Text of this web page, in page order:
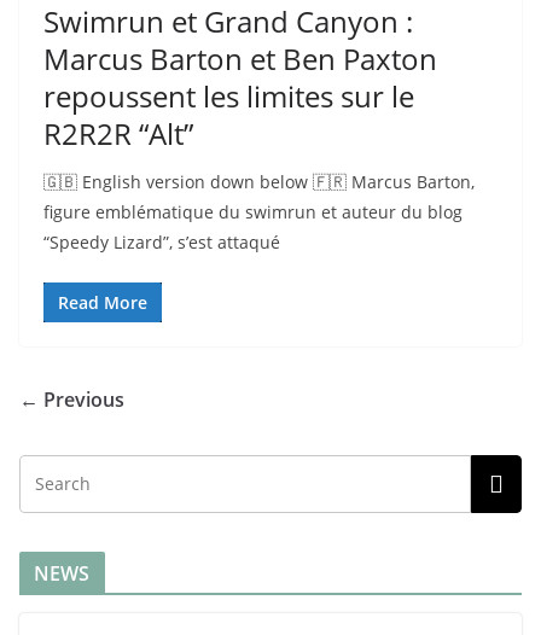
Swimrun et Grand Canyon :
Marcus Barton et Ben Paxton
repoussent les limites sur le
R2R2R “Alt”
🇬🇧 English version down below 🇫🇷 Marcus Barton,
figure emblématique du swimrun et auteur du blog
“Speedy Lizard”, s’est attaqué
Read More
← Previous
NEWS